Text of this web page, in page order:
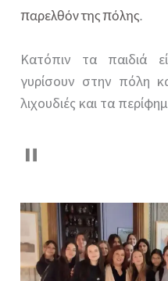
παρελθόντηςπόλης.
Κατόπιν τα παιδιά
γυρίσουν στην πόλη
λιχουδιές και τα